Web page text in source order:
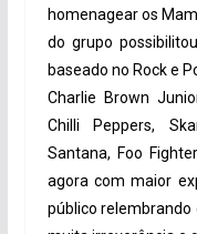
homenagear os
do grupo
baseado no Rock e
Charlie Brown
Chilli Peppers,
Santana, Foo
agora com maior
público